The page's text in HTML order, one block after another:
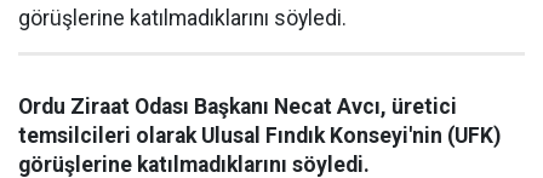
görüşlerine katılmadıklarını söyledi.
Ordu Ziraat Odası Başkanı Necat Avcı, üretici
temsilcileri olarak Ulusal Fındık Konseyi'nin (UFK)
görüşlerine katılmadıklarını söyledi.